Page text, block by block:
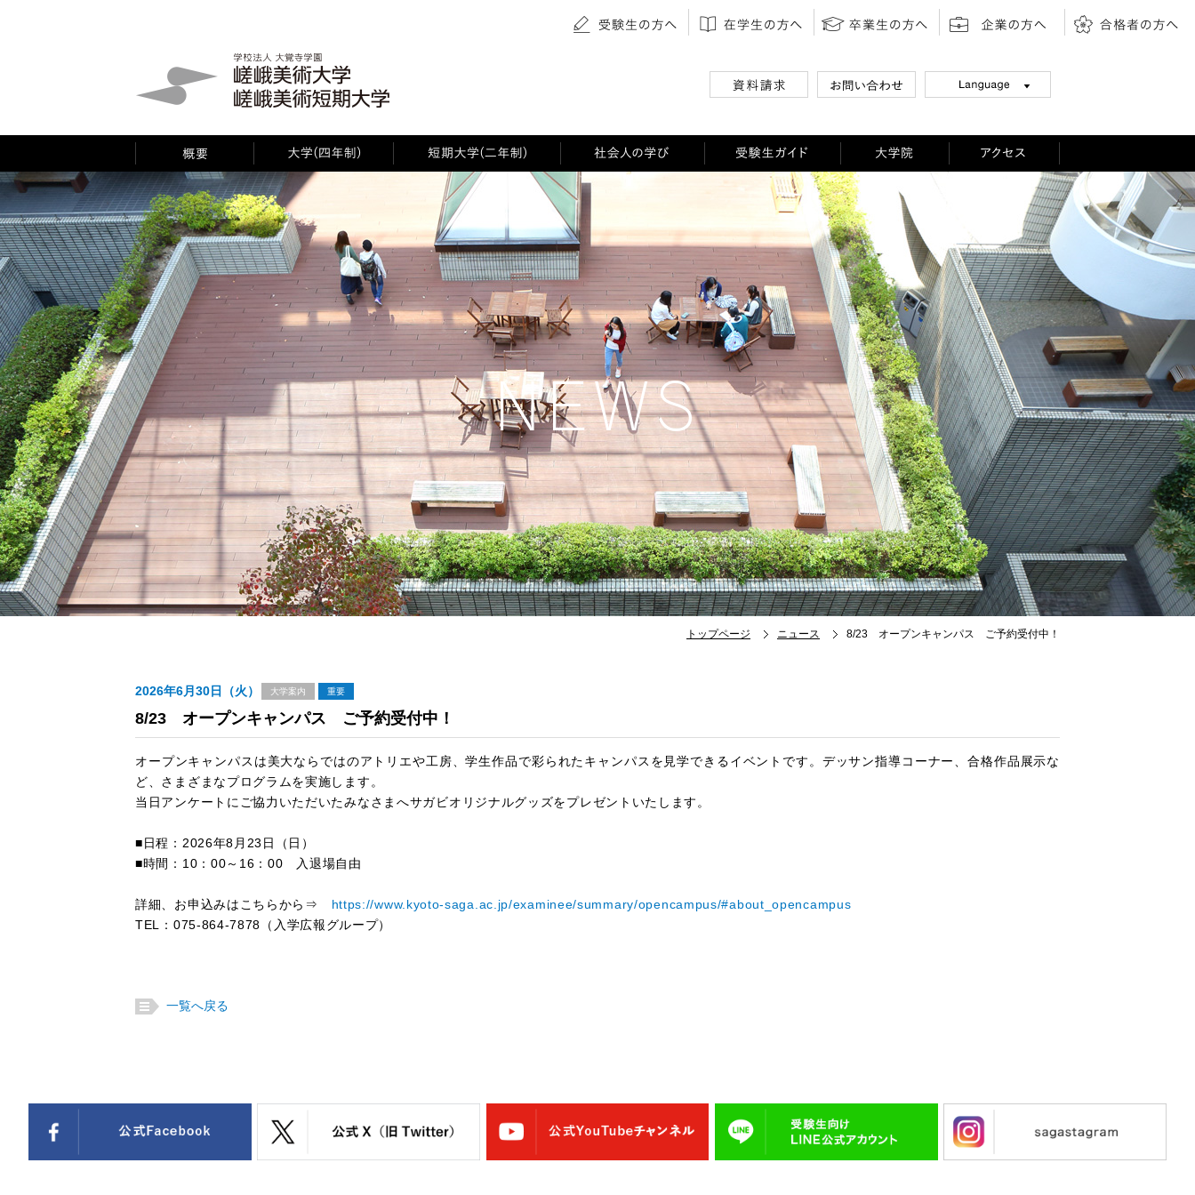
NEWS
トップページ ニュース 8/23 オープンキャンパス ご予約受付中！
2026年6月30日（火） 大学案内 重要
8/23 オープンキャンパス ご予約受付中！
オープンキャンパスは美大ならではのアトリエや工房、学生作品で彩られたキャンパスを見学できるイベントです。デッサン指導コーナー、合格作品展示な
ど、さまざまなプログラムを実施します。
当日アンケートにご協力いただいたみなさまへサガビオリジナルグッズをプレゼントいたします。
■日程：2026年8月23日（日）
■時間：10：00～16：00 入退場自由
詳細、お申込みはこちらから⇒ https://www.kyoto-saga.ac.jp/examinee/summary/opencampus/#about_opencampus
TEL：075-864-7878（入学広報グループ）
一覧へ戻る